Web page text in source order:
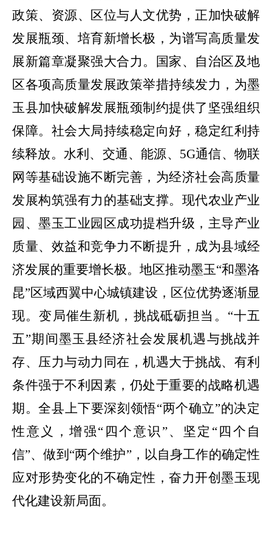
政策、资源、区位与人文优势，正加快破解
发展瓶颈、培育新增长极，为谱写高质量发
展新篇章凝聚强大合力。国家、自治区及地
区各项高质量发展政策举措持续发力，为墨
玉县加快破解发展瓶颈制约提供了坚强组织
保障。 社会大局持续稳定向好， 稳定红利持
续释放。 水利、交通、能源、 5G通信、物联
网等基础设施不断完善， 为经济社会高质量
发展构筑强有力的基础支撑。 现代农业产业
园、墨玉工业园区成功提档升级， 主导产业
质量、效益和竞争力不断提升，成为县域经
济发展的重要增长极。地区推动墨玉“和墨洛
昆”区域西翼中心城镇建设，区位优势逐渐显
现。变局催生新机，挑战砥砺担当。 “十五
五”期间墨玉县经济社会发展机遇与挑战并
存、压力与动力同在，机遇大于挑战、有利
条件强于不利因素，仍处于重要的战略机遇
期。全县上下要深刻领悟“两个确立”的决定
性意义，增强“ 四个意识 ”、坚定 “四个自
信”、做到 “两个维护”，以自身工作的确定性
应对形势变化的不确定性，奋力开创墨玉现
代化建设新局面。